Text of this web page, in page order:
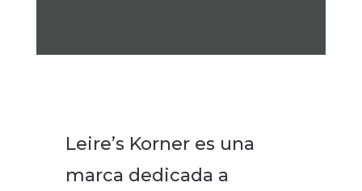
Leire’s Korner es una
marca dedicada a